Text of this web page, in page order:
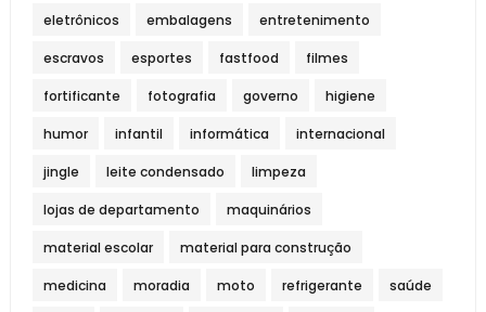
eletrônicos embalagens entretenimento
escravos esportes fastfood filmes
fortificante fotografia governo higiene
humor infantil informática internacional
jingle leite condensado limpeza
lojas de departamento maquinários
material escolar material para construção
medicina moradia moto refrigerante saúde